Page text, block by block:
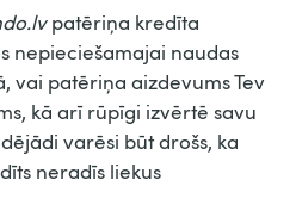
patēriņa kredīta
nepieciešamajai naudas
vai patēriņa aizdevums Tev
kā arī rūpīgi izvērtē savu
varēsi būt drošs, ka
neradīs liekus